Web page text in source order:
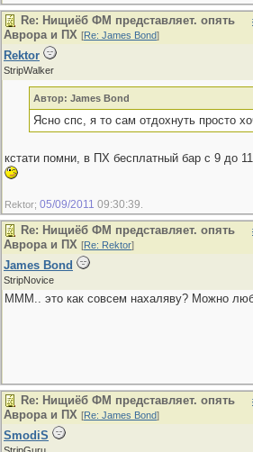
Re: Нищиёб ФМ представляет. опять
Аврора и ПХ [Re: James Bond]
Rektor
StripWalker
Автор: James Bond
Ясно спс, я то сам отдохнуть просто
кстати помни, в ПХ бесплатный бар с 9 до
Rektor; 05/09/2011 09:30:39
Re: Нищиёб ФМ представляет. опять
Аврора и ПХ [Re: Rektor]
James Bond
StripNovice
МММ.. это как совсем нахаляву? Можно
Re: Нищиёб ФМ представляет. опять
Аврора и ПХ [Re: James Bond]
SmodiS